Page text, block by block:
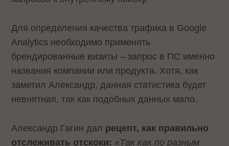
Для определения качества трафика в Google
Analytics необходимо применять
брендированные визиты – запрос в ПС именно
названия компании или продукта. Хотя, как
заметил Александр, данная статистика будет
невнятная, так как подобных данных мало.
Александр Гагин дал рецепт, как правильно
отслеживать отскоки: «Так как по разным